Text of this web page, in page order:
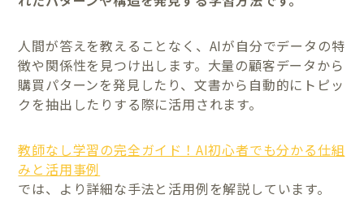
人間が答えを教えることなく、AIが自分でデータの特
徴や関係性を見つけ出します。大量の顧客データから
購買パターンを発見したり、文書から自動的にトピッ
クを抽出したりする際に活用されます。
教師なし学習の完全ガイド！AI初心者でも分かる仕組
みと活用事例
では、より詳細な手法と活用例を解説しています。